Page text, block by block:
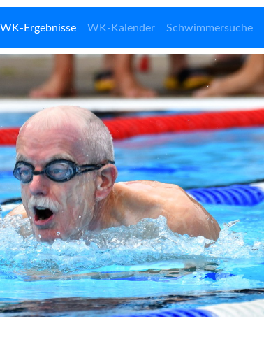
WK-Ergebnisse WK-Kalender Schwimmersuche